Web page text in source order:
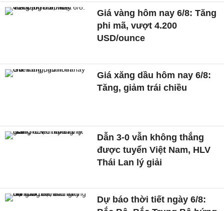
Giá vàng hôm nay 6/8: Tăng
phi mã, vượt 4.200
USD/ounce
Giá xăng dầu hôm nay 6/8:
Tăng, giảm trái chiều
Dẫn 3-0 vẫn không thắng
được tuyển Việt Nam, HLV
Thái Lan lý giải
Dự báo thời tiết ngày 6/8: